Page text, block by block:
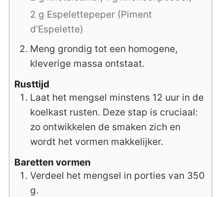
2 g Espelettepeper (Piment
d’Espelette)
Meng grondig tot een homogene,
kleverige massa ontstaat.
Rusttijd
Laat het mengsel minstens 12 uur in de
koelkast rusten. Deze stap is cruciaal:
zo ontwikkelen de smaken zich en
wordt het vormen makkelijker.
Baretten vormen
Verdeel het mengsel in porties van 350
g.